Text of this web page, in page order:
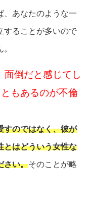
、あなたのような一
することが多いので
面倒だと感じてし
もあるのが不倫
すのではなく、彼が
とはどういう女性な
さい。そのことが略